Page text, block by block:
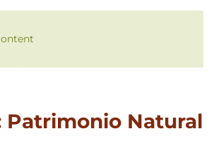
Patrimonio Natural